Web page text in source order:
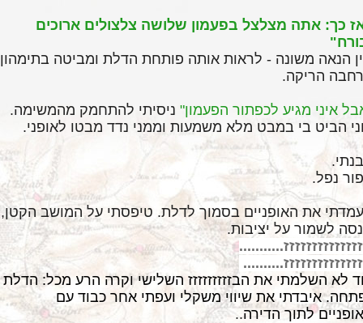
כך: אתה מצלצל בפעמון שלושה צלצולים ארוכים
"
הנאה משונה - לראות אותה פותחת הדלת ומביטה בתימהון
הריקה.
איני מגיע לכפתור הפעמון" ניסיתי להתחמק מהמשימה.
הביט בי במבט מלא משמעות וממני נדד מבטו לאופני.
.
נפל.
את האופניים בסמוך לדלת. טיפסתי על המושב הקטן,
לשמור על יציבות.
...........
ז..........
לא השלמתי את הבזזזזזזזזז השלישי וקרה הרע מכל: הדלת
איבדתי את שיווי משקלי ועפתי אחר כבוד עם
לתוך הדירה..